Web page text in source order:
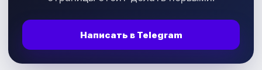
Написать в Telegram